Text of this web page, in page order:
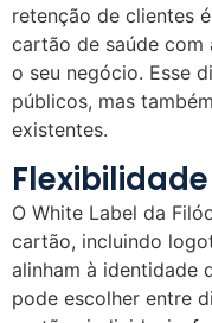
retenção de clientes
cartão de saúde com
o seu negócio. Esse
públicos, mas
existentes.
O White Label da
cartão, incluindo
alinham à identidade
pode escolher entre